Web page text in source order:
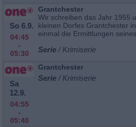
So 6.9.
04:45
-
05:30
Grantchester
Wir schreiben das Jahr 1955
kleinen Dorfes Grantchester
einmal die Ermittlungen
Serie / Krimiserie
Sa
12.9.
04:55
-
05:40
Grantchester
Serie / Krimiserie